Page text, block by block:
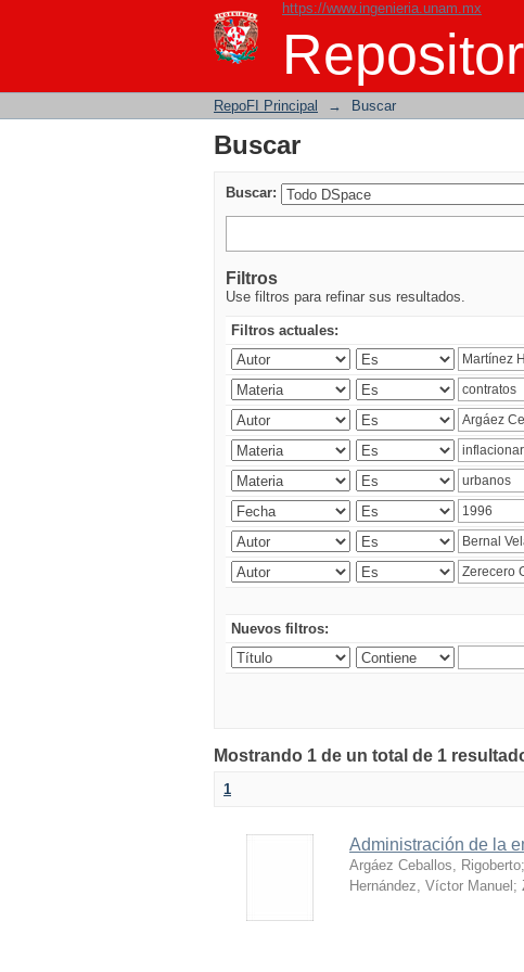
https://www.ingenieria.unam.mx
Buscar
RepoFI Principal → Buscar
Buscar
Buscar:
Filtros
Use filtros para refinar sus resultados.
Filtros actuales:
Nuevos filtros:
Mostrando 1 de un total de 1
1
Administración de la
Argáez Ceballos, Rigoberto;
Hernández, Víctor Manuel ;